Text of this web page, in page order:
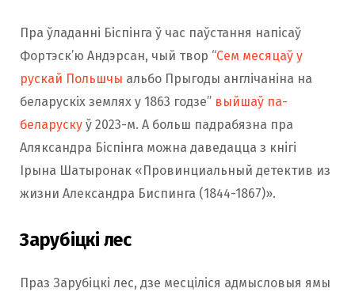
Пра ўладанні Біспінга ў час паўстання напісаў
Фортэск’ю Андэрсан, чый твор “Сем месяцаў у
рускай Польшчы альбо Прыгоды англічаніна на
беларускіх землях у 1863 годзе” выйшаў па-
беларуску ў 2023-м. А больш падрабязна пра
Аляксандра Біспінга можна даведацца з кнігі
Ірына Шатыронак «Провинциальный детектив из
жизни Александра Биспинга (1844-1867)».
Зарубіцкі лес
Праз Зарубіцкі лес, дзе месціліся адмысловыя ямы